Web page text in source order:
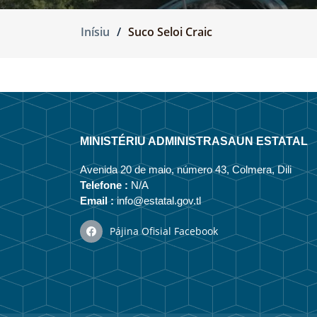
Inísiu Suco Seloi Craic
MINISTÉRIU ADMINISTRASAUN ESTATAL
Avenida 20 de maio, número 43, Colmera, Dili
Telefone : N/A
Email :info@estatal.gov.tl
Pájina Ofisial Facebook